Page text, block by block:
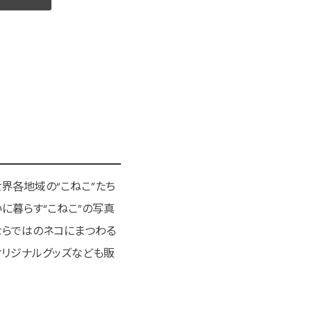
各地域の“こねこ”たち
暮らす“こねこ”の写真
ではのネコにまつわる
ジナルグッズなども販